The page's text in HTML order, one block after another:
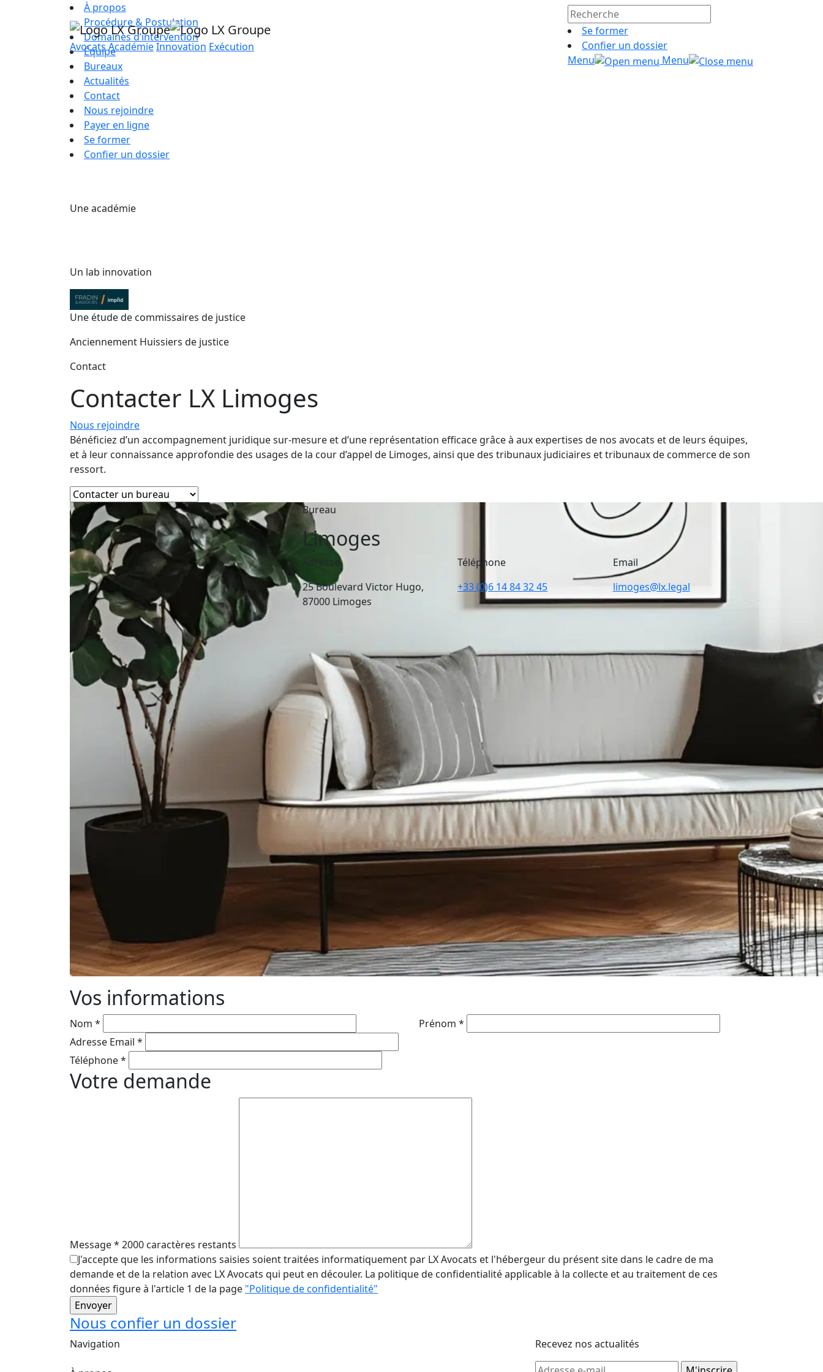
AvocatsAcadémieInnovation Exécution
Se former
Confier un dossier
Menu
Menu
À propos
Procédure & Postulation
Domaines d’intervention
Équipe
Bureaux
Actualités
Contact
Nous rejoindre
Payer en ligne
Se former
Confier un dossier
Une académie
Un lab innovation
Une étude de commissaires de justice
Anciennement Huissiers de justice
Contact
Contacter LX Limoges
Nous rejoindre
Bénéficiez d’un accompagnement juridique sur-mesure et d’une représentation efficace grâce à aux expertises de nos avocats et de leurs équipes,
et à leur connaissance approfondie des usages de la cour d’appel de Limoges, ainsi que des tribunaux judiciaires et tribunaux de commerce de son
ressort.
Bureau
Limoges
Adresse
25 Boulevard Victor Hugo,
87000 Limoges
Téléphone
+33 (0)6 14 84 32 45
Email
limoges@lx.legal
Vos informations
Nom * Prénom *
Adresse Email *
Téléphone*
Votre demande
Message* 2000 caractères restants
J'accepte que les informations saisies soient traitées informatiquement par LX Avocats et l'hébergeur du présent site dans le cadre de ma
demande et de la relation avec LX Avocats qui peut en découler. La politique de confidentialité applicable à la collecte et au traitement de ces
données figure à l'article 1 de la page "Politique de confidentialité"
Nous confier un dossier
Navigation Recevez nos actualités